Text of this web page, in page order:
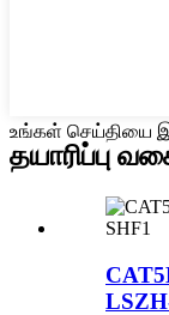
உங்கள் செய்தியை
தயாரிப்பு